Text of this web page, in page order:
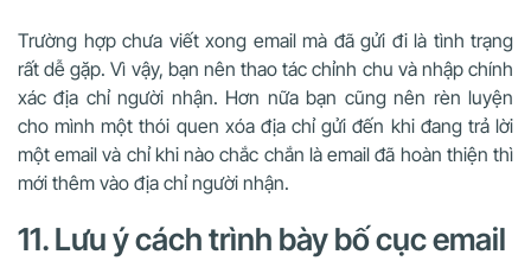
Trường hợp chưa viết xong email mà đã gửi đi là tình trạng
rất dễ gặp. Vì vậy, bạn nên thao tác chỉnh chu và nhập chính
xác địa chỉ người nhận. Hơn nữa bạn cũng nên rèn luyện
cho mình một thói quen xóa địa chỉ gửi đến khi đang trả lời
một email và chỉ khi nào chắc chắn là email đã hoàn thiện thì
mới thêm vào địa chỉ người nhận.
11. Lưu ý cách trình bày bố cục email